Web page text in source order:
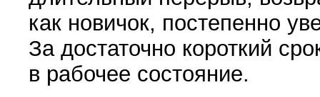
как новичок, постепенно
За достаточно короткий
в рабочее состояние.